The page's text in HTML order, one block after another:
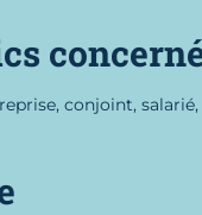
conjoint,